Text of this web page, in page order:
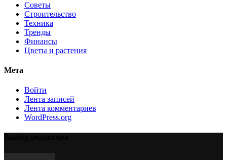
Советы
Строительство
Техника
Тренды
Финансы
Цветы и растения
Мета
Войти
Лента записей
Лента комментариев
WordPress.org